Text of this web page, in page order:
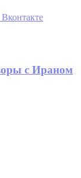
Вконтакте
с Ираном